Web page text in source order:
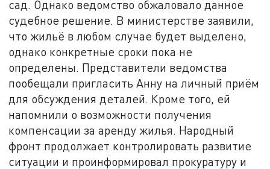
сад. Однако ведомство обжаловало данное
судебное решение. В министерстве заявили,
что жильё в любом случае будет выделено,
однако конкретные сроки пока не
определены. Представители ведомства
пообещали пригласить Анну на личный приём
для обсуждения деталей. Кроме того, ей
напомнили о возможности получения
компенсации за аренду жилья. Народный
фронт продолжает контролировать развитие
ситуации и проинформировал прокуратуру и